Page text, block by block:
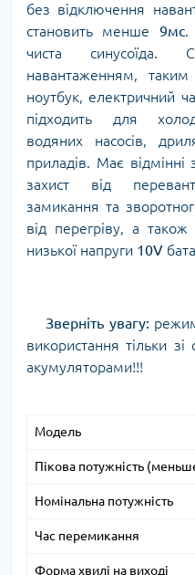
без відключення
становить менше 9мс.
чиста синусоїда.
навантаженням,
ноутбук, електричний
підходить для
водяних насосів,
приладів. Має відмінні
захист від
замикання та
від перегріву, а також
низької напруги 10V
Зверніть увагу:
використання тільки
акумуляторами!!!
Модель
Пікова потужність
Номінальна потужність
Час перемикання
Форма хвилі на виході